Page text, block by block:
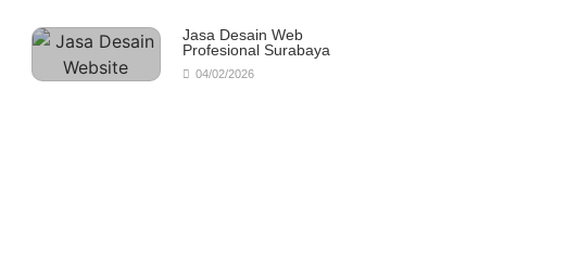
Jasa Desain Web
Profesional Surabaya
04/02/2026